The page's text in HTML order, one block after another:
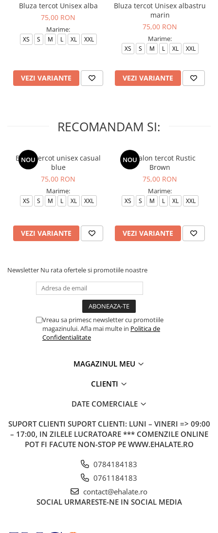
Bluza tercot Unisex alba
75,00 RON
Marime:
XS S M L XL XXL
VEZI VARIANTE
Bluza tercot Unisex albastru
marin
75,00 RON
Marime:
XS S M L XL XXL
VEZI VARIANTE
RECOMANDAM SI:
NOU
Bluza tercot unisex casual
blue
75,00 RON
Marime:
XS S M L XL XXL
VEZI VARIANTE
NOU
Pantalon tercot Rustic
Brown
75,00 RON
Marime:
XS S M L XL XXL
VEZI VARIANTE
Newsletter Nu rata ofertele si promotiile noastre
Vreau sa primesc newsletter cu promotiile
magazinului. Afla mai multe in Politica de
Confidentialitate
MAGAZINUL MEU
CLIENTI
DATE COMERCIALE
SUPORT CLIENTI SUPORT CLIENTI: LUNI – VINERI => 09:00
– 17:00, IN ZILELE LUCRATOARE *** COMENZILE ONLINE
POT FI FACUTE NON-STOP PE WWW.EHALATE.RO
0784184183
0761184183
contact@ehalate.ro
SOCIAL URMARESTE-NE IN SOCIAL MEDIA